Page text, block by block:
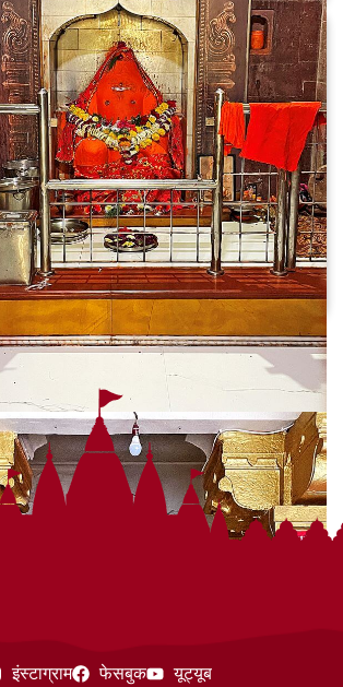
आमसरी, ता. सिल्लोड, जि. छत्रपती संभाजीनगर
अधिक माहिती
इंस्टाग्राम फेसबुक
यूट्यूब